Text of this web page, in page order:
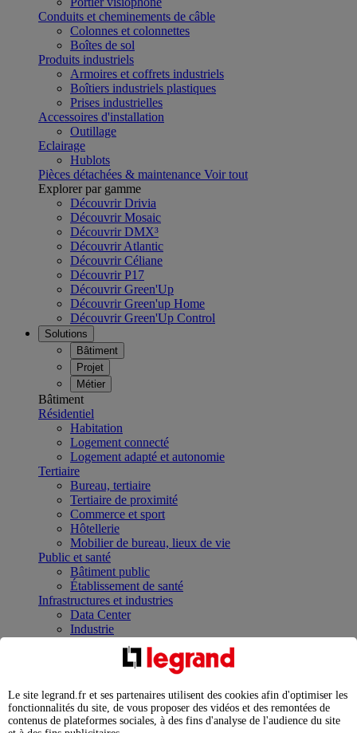
Conduits et cheminements de câble
Colonnes et colonnettes
Boîtes de sol
Produits industriels
Armoires et coffrets industriels
Boîtiers industriels plastiques
Prises industrielles
Accessoires d'installation
Outillage
Eclairage
Hublots
Pièces détachées & maintenance Voir tout
Explorer par gamme
Découvrir Drivia
Découvrir Mosaic
Découvrir DMX³
Découvrir Atlantic
Découvrir Céliane
Découvrir P17
Découvrir Green'Up
Découvrir Green'up Home
Découvrir Green'Up Control
Solutions
Bâtiment
Projet
Métier
Bâtiment
Résidentiel
Habitation
Logement connecté
Logement adapté et autonomie
Tertiaire
Bureau, tertiaire
Tertiaire de proximité
Commerce et sport
Hôtellerie
Mobilier de bureau, lieux de vie
Public et santé
Bâtiment public
Établissement de santé
Infrastructures et industries
Data Center
Industrie
Infrastructures
Contrôler et planifier le fonctionnement des appareils
Répartir et optimiser son tableau électrique
Legrand Data Center Solutions : concentrer les
expertises au service de vos performances
Le site legrand.fr et ses partenaires utilisent des cookies afin d'optimiser les
fonctionnalités du site, de vous proposer des vidéos et des remontées de
contenus de plateformes sociales, à des fins d'analyse de l'audience du site